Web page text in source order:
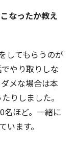
なったか教え
してもらうのが
やり取りしな
メな場合は本
りしました。
名ほど。一緒に
ます。